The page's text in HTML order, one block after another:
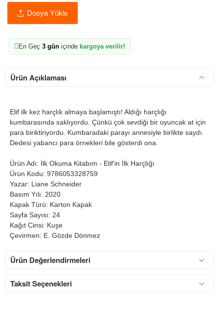
Dosya Yükle
En Geç 3 gün içinde kargoya verilir!
Ürün Açıklaması
Elif ilk kez harçlık almaya başlamıştı! Aldığı harçlığı
kumbarasında saklıyordu. Çünkü çok sevdiği bir oyuncak at için
para biriktiriyordu. Kumbaradaki parayı annesiyle birlikte saydı.
Dedesi yabancı para örnekleri bile gösterdi ona.
Ürün Adı: İlk Okuma Kitabım - Elif'in İlk Harçlığı
Ürün Kodu: 9786053328759
Yazar: Liane Schneider
Basım Yılı: 2020
Kapak Türü: Karton Kapak
Sayfa Sayısı: 24
Kağıt Cinsi: Kuşe
Çevirmen: E. Gözde Dönmez
Ürün Değerlendirmeleri
Taksit Seçenekleri